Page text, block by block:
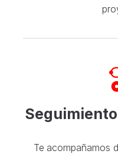
Te acompañamos